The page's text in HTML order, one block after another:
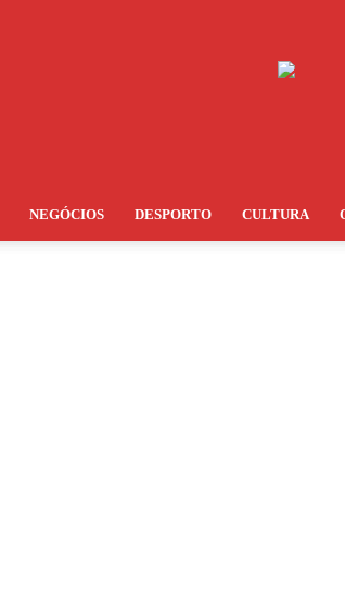
NEGÓCIOS DESPORTO CULTURA